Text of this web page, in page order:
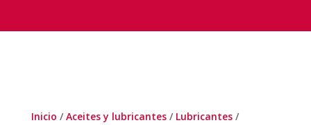
Inicio /Aceites y lubricantes/ Lubricantes/